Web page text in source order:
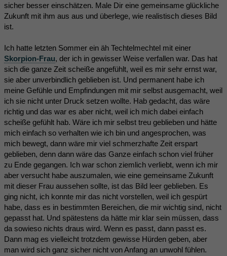
sicher besser einschätzen. Male Dir eine gemeinsame glückliche
Zukunft mit ihm aus aus und überlege, wie realistisch dieses Bild
ist.
Ich hatte letzten Sommer ein äh Techtelmechtel mit einer
Skorpion-Frau, der ich in gewisser Weise verfallen war. Das hat
sich die ganze Zeit scheiße angefühlt, weil es mir sehr ernst war,
sie aber unverbindlich geblieben ist. Und permanent habe ich
meine Gefühle und Empfindungen mit mir selbst ausgemacht, weil
ich sie nicht unter Druck setzen wollte. Hab gedacht, das wäre
richtig und das war es aber nicht, weil ich mich dabei einfach
scheiße gefühlt hab. Wäre ich mir selbst treu geblieben und hätte
mich einfach so verhalten wie ich bin und angesprochen, was
mich bewegt, dann wäre mir viel schmerzhafte Zeit erspart
geblieben, denn dann wäre das Ganze einfach schon viel früher
zu Ende gegangen. Ich war schon ziemlich verliebt, wenn ich mir
aber versucht habe auszumalen, wie eine gemeinsame Zukunft
mit dieser Frau aussehen sollte, ist das Bild leer geblieben. Es
ging nicht, ich konnte mir das nicht vorstellen, weil ich gespürt
habe, dass es in bestimmten Bereichen, die mir wichtig sind, nicht
gepasst hat. Und spätestens da hätte mir klar sein müssen, dass
da sowieso nichts draus wird. Wenn es passt, dann passt es.
Dann mag es vielleicht trotzdem gewisse Hürden geben, aber
man wird sich ganz sicher nicht von Anfang an unwohl fühlen.